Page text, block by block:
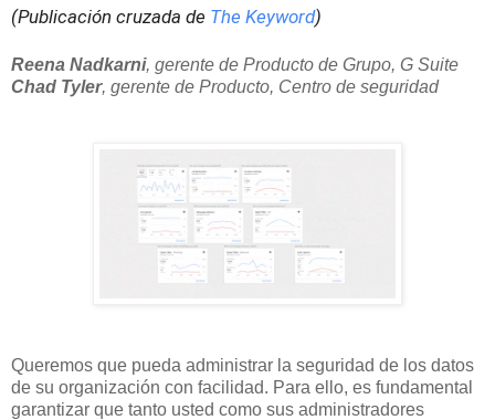
(Publicación cruzada de The Keyword)
Reena Nadkarni, gerente de Producto de Grupo, G Suite
Chad Tyler, gerente de Producto, Centro de seguridad
Queremos que pueda administrar la seguridad de los datos
de su organización con facilidad. Para ello, es fundamental
garantizar que tanto usted como sus administradores